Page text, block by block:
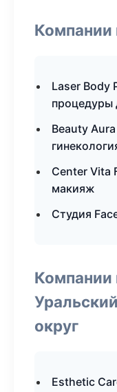
Компании
Laser Body
процедуры
Beauty
Center Vita
макияж
Студия
Компании
округ
Esthetic